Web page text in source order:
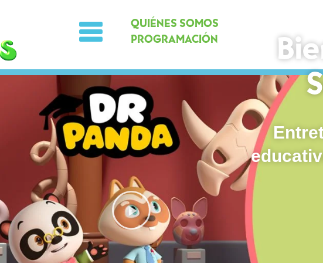
QUIÉNES SOMOS
PROGRAMACIÓN